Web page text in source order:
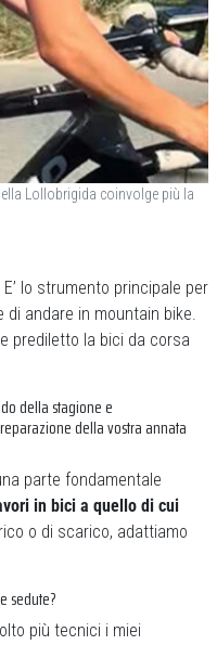
Lollobrigida coinvolge più la
lo strumento principale per
di andare in mountain bike.
prediletto la bici da corsa
della stagione e
della vostra annata
parte fondamentale
in bici a quello di cui
o di scarico, adattiamo
sedute?
più tecnici i miei